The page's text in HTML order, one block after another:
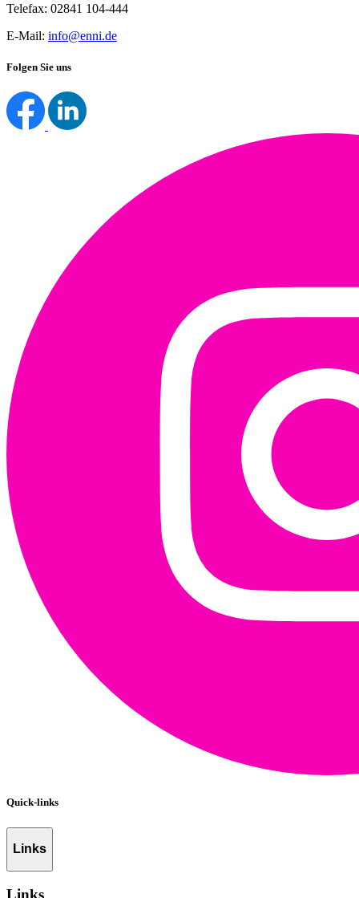
Telefax: 02841 104-444
E-Mail: info@enni.de
Folgen Sie uns
Quick-links
Links